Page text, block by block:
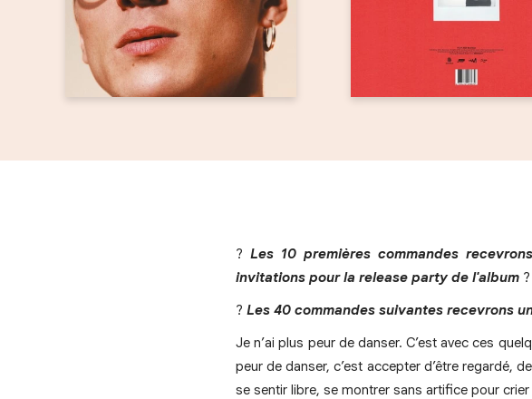
? Les 10 premières commandes
invitations pour la release party de l'album ?
? Les 40 commandes suivantes recevrons
Je n’ai plus peur de danser. C’est avec ces
peur de danser, c’est accepter d’être regardé,
se sentir libre, se montrer sans artifice pour